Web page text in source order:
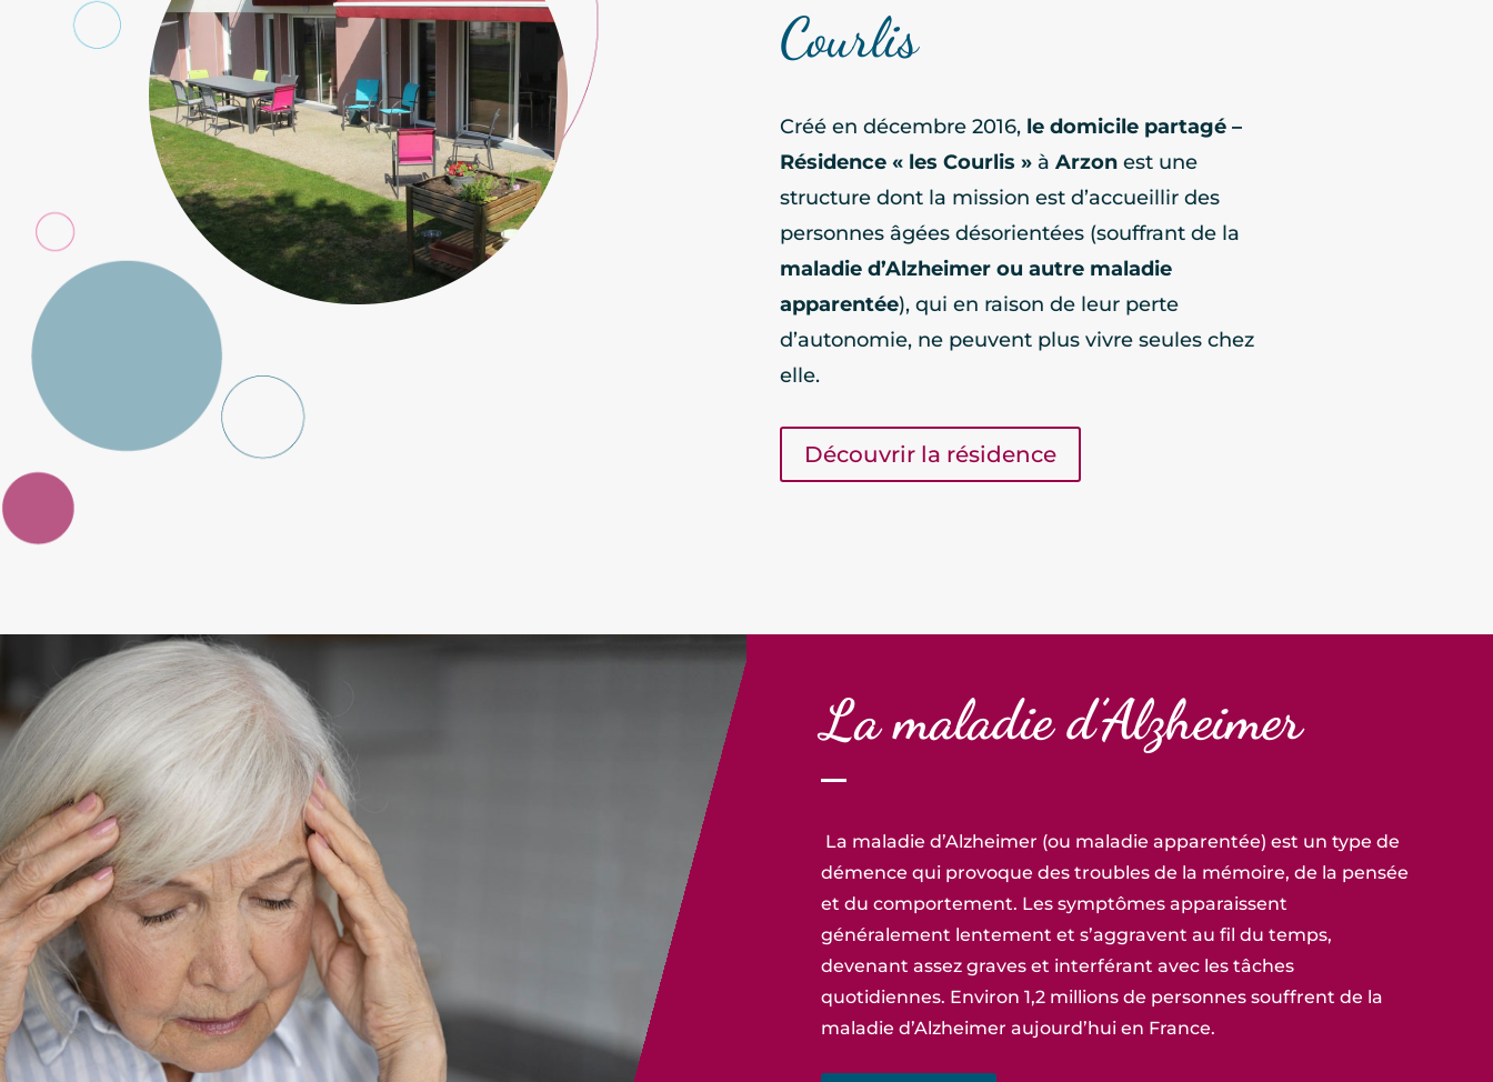
Courlis
Créé en décembre 2016, le domicile partagé –
Résidence « les Courlis »à Arzonest une
structure dont la mission est d’accueillir des
personnes âgées désorientées (souffrant de la
maladie d’Alzheimer ou autre maladie
apparentée), qui en raison de leur perte
d’autonomie, ne peuvent plus vivre seules chez
elle.
Découvrir la résidence
La maladie d’Alzheimer
La maladie d’Alzheimer (ou maladie apparentée) est un type de
démence qui provoque des troubles de la mémoire, de la pensée
et du comportement. Les symptômes apparaissent
généralement lentement et s’aggravent au fil du temps,
devenant assez graves et interférant avec les tâches
quotidiennes. Environ 1,2 millions de personnes souffrent de la
maladie d’Alzheimer aujourd’hui en France.